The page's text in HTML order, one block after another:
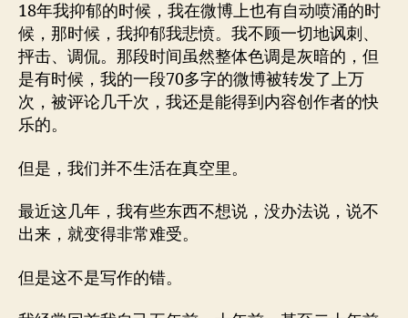
18年我抑郁的时候，我在微博上也有自动喷涌的时
候，那时候，我抑郁我悲愤。我不顾一切地讽刺、
抨击、调侃。那段时间虽然整体色调是灰暗的，但
是有时候，我的一段70多字的微博被转发了上万
次，被评论几千次，我还是能得到内容创作者的快
乐的。
但是，我们并不生活在真空里。
最近这几年，我有些东西不想说，没办法说，说不
出来，就变得非常难受。
但是这不是写作的错。